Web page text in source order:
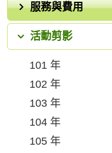
服務與費用
活動剪影
101 年
102 年
103 年
104 年
105 年